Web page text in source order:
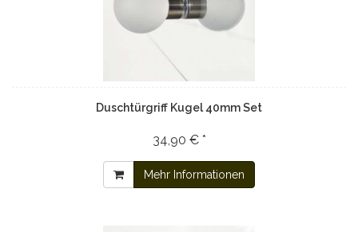
Duschtürgriff Kugel 40mm Set
34,90 € *
Mehr Informationen